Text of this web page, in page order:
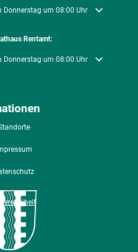
Schließzeiten auszublenden
Donnerstag um 08:00 Uhr
Rentamt:
Schließzeiten auszublenden
Donnerstag um 08:00 Uhr